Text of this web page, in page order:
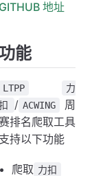
GITHUB 地址
功能
LTPP
力
/ ACWING
周
排名爬取工具
支持以下功能
爬取 力扣